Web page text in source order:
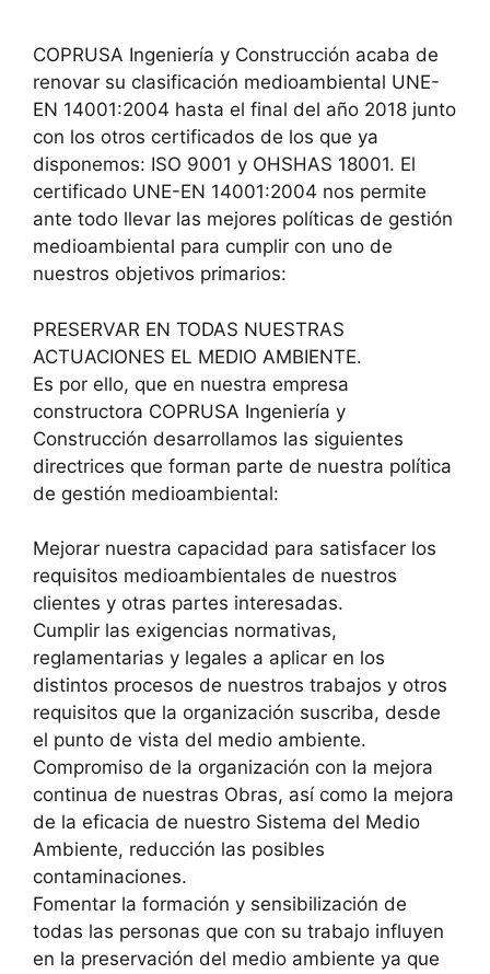
COPRUSA Ingeniería y Construcción acaba de
renovar su clasificación medioambiental UNE-
EN 14001:2004 hasta el final del año 2018 junto
con los otros certificados de los que ya
disponemos: ISO 9001 y OHSHAS 18001. El
certificado UNE-EN 14001:2004 nos permite
ante todo llevar las mejores políticas de gestión
medioambiental para cumplir con uno de
nuestros objetivos primarios:
PRESERVAR EN TODAS NUESTRAS
ACTUACIONES EL MEDIO AMBIENTE.
Es por ello, que en nuestra empresa
constructora COPRUSA Ingeniería y
Construcción desarrollamos las siguientes
directrices que forman parte de nuestra política
de gestión medioambiental:
Mejorar nuestra capacidad para satisfacer los
requisitos medioambientales de nuestros
clientes y otras partes interesadas.
Cumplir las exigencias normativas,
reglamentarias y legales a aplicar en los
distintos procesos de nuestros trabajos y otros
requisitos que la organización suscriba, desde
el punto de vista del medio ambiente.
Compromiso de la organización con la mejora
continua de nuestras Obras, así como la mejora
de la eficacia de nuestro Sistema del Medio
Ambiente, reducción las posibles
contaminaciones.
Fomentar la formación y sensibilización de
todas las personas que con su trabajo influyen
en la preservación del medio ambiente ya que